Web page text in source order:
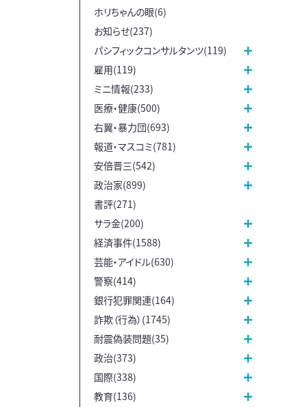
ホリちゃんの眼(6)
お知らせ(237)
パシフィックコンサルタンツ(119)
雇用(119)
ミニ情報(233)
医療・健康(500)
右翼・暴力団(693)
報道・マスコミ(781)
安倍晋三(542)
政治家(899)
書評(271)
サラ金(200)
経済事件(1588)
芸能・アイドル(630)
警察(414)
銀行犯罪関連(164)
詐欺（行為）(1745)
耐震偽装問題(35)
政治(373)
国際(338)
教育(136)